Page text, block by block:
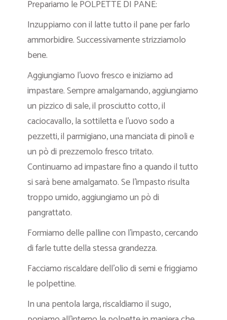
Prepariamo le POLPETTE DI PANE:
Inzuppiamo con il latte tutto il pane per farlo
ammorbidire. Successivamente strizziamolo
bene.
Aggiungiamo l’uovo fresco e iniziamo ad
impastare. Sempre amalgamando, aggiungiamo
un pizzico di sale, il prosciutto cotto, il
caciocavallo, la sottiletta e l’uovo sodo a
pezzetti, il parmigiano, una manciata di pinoli e
un pò di prezzemolo fresco tritato.
Continuamo ad impastare fino a quando il tutto
si sarà bene amalgamato. Se l’impasto risulta
troppo umido, aggiungiamo un pò di
pangrattato.
Formiamo delle palline con l’impasto, cercando
di farle tutte della stessa grandezza.
Facciamo riscaldare dell’olio di semi e friggiamo
le polpettine.
In una pentola larga, riscaldiamo il sugo,